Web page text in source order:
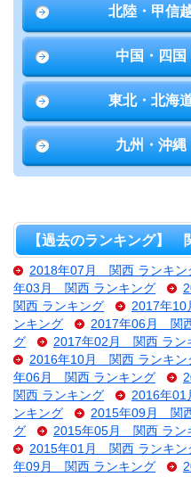
北陸・甲信
中国・四国
東北・北海
九州・沖縄
【過去のランキング】
2018年07月 関西 ランキン
年03月 関西 ランキング
関西 ランキング
2017年
ンキング
2017年06月 関
グ
2017年02月 関西 ラン
2016年10月 関西 ランキン
年06月 関西 ランキング
関西 ランキング
2016年
ンキング
2015年09月 関
グ
2015年05月 関西 ラン
2015年01月 関西 ランキン
年09月 関西 ランキング